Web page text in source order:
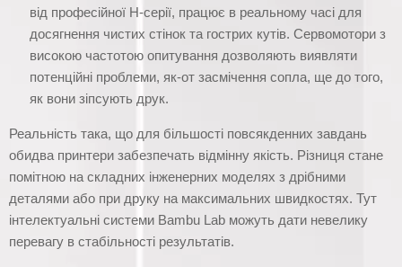
від професійної H-серії, працює в реальному часі для
досягнення чистих стінок та гострих кутів. Сервомотори з
високою частотою опитування дозволяють виявляти
потенційні проблеми, як-от засмічення сопла, ще до того,
як вони зіпсують друк.
Реальність така, що для більшості повсякденних завдань
обидва принтери забезпечать відмінну якість. Різниця стане
помітною на складних інженерних моделях з дрібними
деталями або при друку на максимальних швидкостях. Тут
інтелектуальні системи Bambu Lab можуть дати невелику
перевагу в стабільності результатів.